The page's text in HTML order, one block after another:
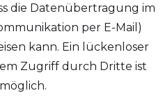
die Datenübertragung im
per E-Mail)
kann. Ein lückenloser
Zugriff durch Dritte ist